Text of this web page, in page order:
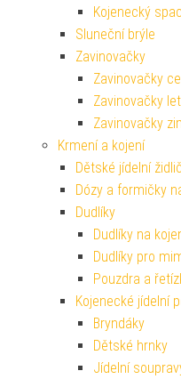
Kojenecký
Sluneční brýle
Zavinovačky
Zavinovačky
Zavinovačky
Zavinovačky
Krmení a kojení
Dětské jídelní
Dózy a formičky
Dudlíky
Dudlíky na
Dudlíky pro
Pouzdra a
Kojenecké jídelní
Bryndáky
Dětské hrnky
Jídelní